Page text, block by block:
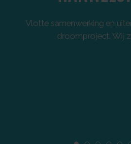
Vlotte samenwerking en
droomproject. Wij